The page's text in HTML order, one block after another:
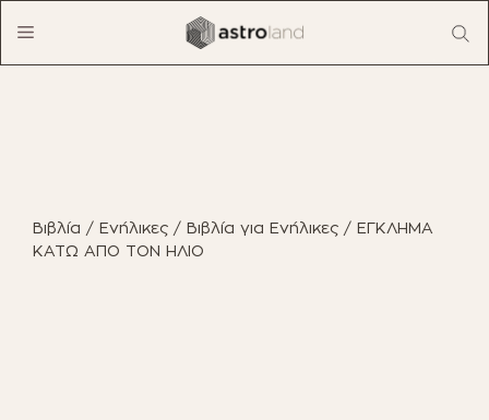
σε
Menu
Βιβλία / Ενήλικες / Βιβλία για Ενήλικες / ΕΓΚΛΗΜΑ
ΚΑΤΩ ΑΠΟ ΤΟΝ ΗΛΙΟ